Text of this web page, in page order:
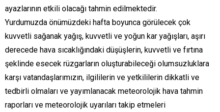
ayazlarının etkili olacağı tahmin edilmektedir.
Yurdumuzda önümüzdeki hafta boyunca görülecek çok
kuvvetli sağanak yağış, kuvvetli ve yoğun kar yağışları, aşırı
derecede hava sıcaklığındaki düşüşlerin, kuvvetli ve fırtına
şeklinde esecek rüzgarların oluşturabileceği olumsuzluklara
karşı vatandaşlarımızın, ilgililerin ve yetkililerin dikkatli ve
tedbirli olmaları ve yayımlanacak meteorolojik hava tahmin
raporları ve meteorolojik uyarıları takip etmeleri